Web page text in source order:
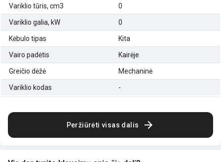
Variklio tūris, cm3 0
Variklio galia, kW 0
Kėbulo tipas Kita
Vairo padėtis Kairėje
Greičio dėžė Mechaninė
Variklio kodas -
Peržiūrėti visas dalis